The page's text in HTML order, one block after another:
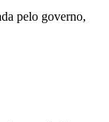
pelo governo,